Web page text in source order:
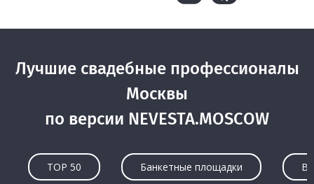
Лучшие свадебные профессионалы
Москвы
по версии NEVESTA.MOSCOW
TOP 50 Банкетные площадки